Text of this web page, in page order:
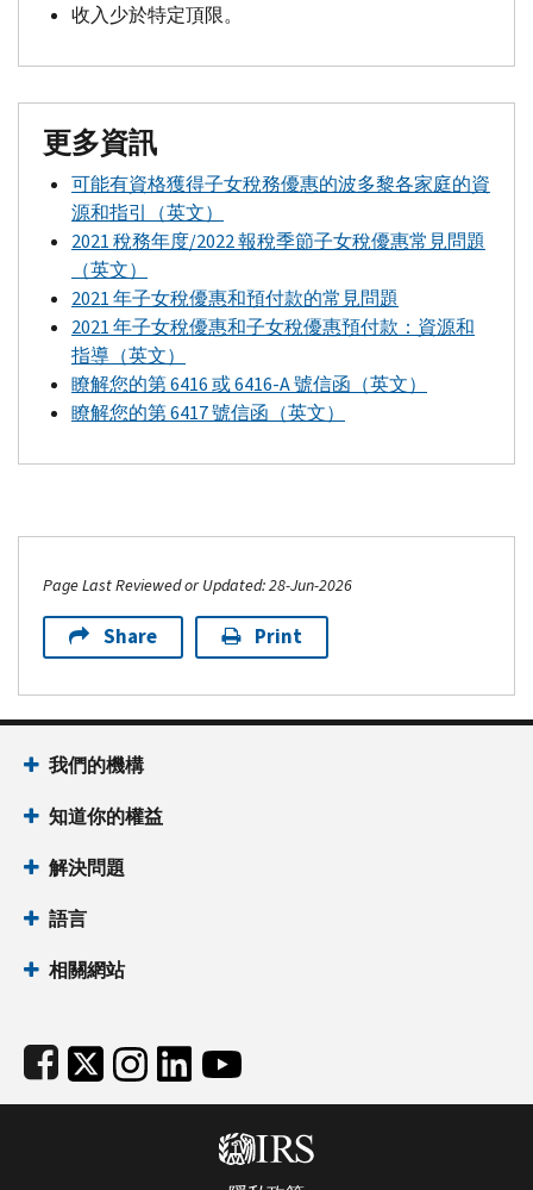
收入少於特定頂限。
更多資訊
可能有資格獲得子女稅務優惠的波多黎各家庭的資
源和指引（英文）
2021 稅務年度/2022 報稅季節子女稅優惠常見問題
（英文）
2021 年子女稅優惠和預付款的常見問題
2021 年子女稅優惠和子女稅優惠預付款：資源和
指導（英文）
瞭解您的第 6416 或 6416-A號信函（英文）
瞭解您的第 6417 號信函（英文）
Page Last Reviewed or Updated: 28-Jun-2026
Share Print
Footer Navigation
我們的機構
知道你的權益
解決問題
語言
相關網站